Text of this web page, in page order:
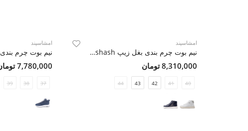
امشاسپند
نیم بوت چرم بندی بغل زیپ Khashash
8,310,000 تومان
40
41
42
43
44
امشاسپند
نیم بوت چرم بندی Damor
7,780,000 تومان
37
38
39